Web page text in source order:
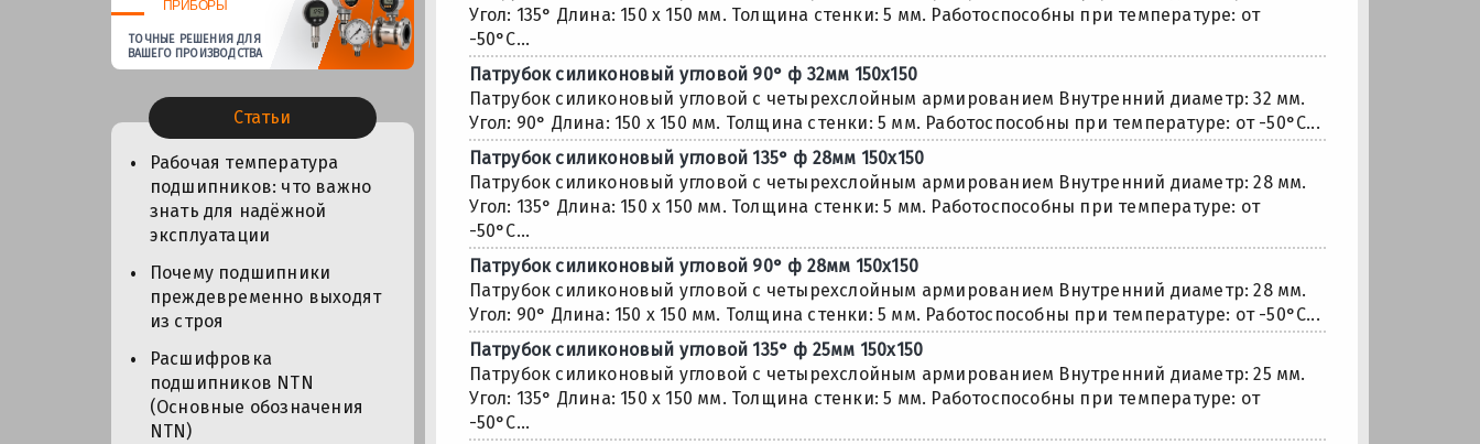
ПРИБОРЫ
ТОЧНЫЕ РЕШЕНИЯ ДЛЯ
ВАШЕГО ПРОИЗВОДСТВА
Статьи
Рабочая температура
подшипников: что важно
знать для надёжной
эксплуатации
Почему подшипники
преждевременно выходят
из строя
Расшифровка
подшипников NTN
(Основные обозначения
NTN)
Угол: 135° Длина: 150 х 150 мм. Толщина стенки: 5 мм. Работоспособны при температуре: от
-50°С...
Патрубок силиконовый угловой 90° ф 32мм 150х150
Патрубок силиконовый угловой с четырехслойным армированием Внутренний диаметр: 32 мм.
Угол: 90° Длина: 150 х 150 мм. Толщина стенки: 5 мм. Работоспособны при температуре: от -50°С...
Патрубок силиконовый угловой 135° ф 28мм 150х150
Патрубок силиконовый угловой с четырехслойным армированием Внутренний диаметр: 28 мм.
Угол: 135° Длина: 150 х 150 мм. Толщина стенки: 5 мм. Работоспособны при температуре: от
-50°С...
Патрубок силиконовый угловой 90° ф 28мм 150х150
Патрубок силиконовый угловой с четырехслойным армированием Внутренний диаметр: 28 мм.
Угол: 90° Длина: 150 х 150 мм. Толщина стенки: 5 мм. Работоспособны при температуре: от -50°С...
Патрубок силиконовый угловой 135° ф 25мм 150х150
Патрубок силиконовый угловой с четырехслойным армированием Внутренний диаметр: 25 мм.
Угол: 135° Длина: 150 х 150 мм. Толщина стенки: 5 мм. Работоспособны при температуре: от
-50°С...